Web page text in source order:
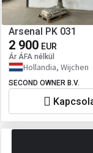
Arsenal PK 031
2 900 EUR
Ár ÁFA nélkül
Hollandia, Wijchen
SECOND OWNER B.V.